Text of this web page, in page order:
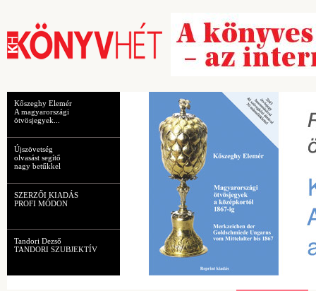
Kőszeghy Elemér
A magyarországi
ötvösjegyek...
Újszövetség
olvasást segítő
nagy betűkkel
SZERZŐI KIADÁS
PROFI MÓDON
Tandori Dezső
TANDORI SZUBJEKTÍV